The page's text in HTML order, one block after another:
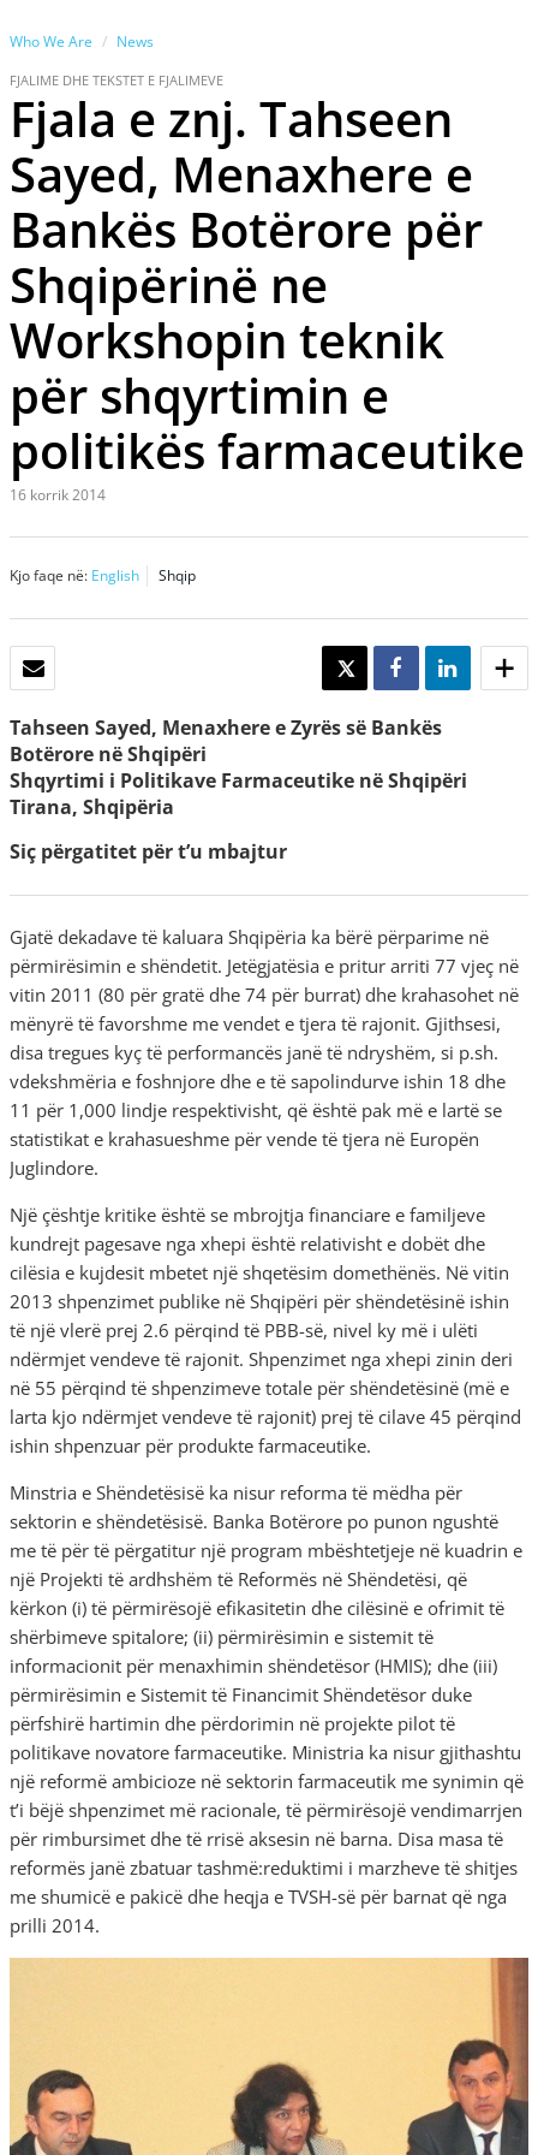
Who We Are News
FJALIME DHE TEKSTET E FJALIMEVE
Fjala e znj. Tahseen
Sayed, Menaxhere e
Bankës Botërore për
Shqipërinë ne
Workshopin teknik
për shqyrtimin e
politikës farmaceutike
16 korrik 2014
Kjo faqe në: English Shqip
TWEET SHARE SHARE
Tahseen Sayed, Menaxhere e Zyrës së Bankës
Botërore në Shqipëri
Shqyrtimi i Politikave Farmaceutike në Shqipëri
Tirana, Shqipëria
Siç përgatitet për t’u mbajtur
Gjatë dekadave të kaluara Shqipëria ka bërë përparime në
përmirësimin e shëndetit. Jetëgjatësia e pritur arriti 77 vjeç në
vitin 2011 (80 për gratë dhe 74 për burrat) dhe krahasohet në
mënyrë të favorshme me vendet e tjera të rajonit. Gjithsesi,
disa tregues kyç të performancës janë të ndryshëm, si p.sh.
vdekshmëria e foshnjore dhe e të sapolindurve ishin 18 dhe
11 për 1,000 lindje respektivisht, që është pak më e lartë se
statistikat e krahasueshme për vende të tjera në Europën
Juglindore.
Një çështje kritike është se mbrojtja financiare e familjeve
kundrejt pagesave nga xhepi është relativisht e dobët dhe
cilësia e kujdesit mbetet një shqetësim domethënës. Në vitin
2013 shpenzimet publike në Shqipëri për shëndetësinë ishin
të një vlerë prej 2.6 përqind të PBB-së, nivel ky më i ulëti
ndërmjet vendeve të rajonit. Shpenzimet nga xhepi zinin deri
në 55 përqind të shpenzimeve totale për shëndetësinë (më e
larta kjo ndërmjet vendeve të rajonit) prej të cilave 45 përqind
ishin shpenzuar për produkte farmaceutike.
Minstria e Shëndetësisë ka nisur reforma të mëdha për
sektorin e shëndetësisë. Banka Botërore po punon ngushtë
me të për të përgatitur një program mbështetjeje në kuadrin e
një Projekti të ardhshëm të Reformës në Shëndetësi, që
kërkon (i) të përmirësojë efikasitetin dhe cilësinë e ofrimit të
shërbimeve spitalore; (ii) përmirësimin e sistemit të
informacionit për menaxhimin shëndetësor (HMIS); dhe (iii)
përmirësimin e Sistemit të Financimit Shëndetësor duke
përfshirë hartimin dhe përdorimin në projekte pilot të
politikave novatore farmaceutike. Ministria ka nisur gjithashtu
një reformë ambicioze në sektorin farmaceutik me synimin që
t’i bëjë shpenzimet më racionale, të përmirësojë vendimarrjen
për rimbursimet dhe të rrisë aksesin në barna. Disa masa të
reformës janë zbatuar tashmë:reduktimi i marzheve të shitjes
me shumicë e pakicë dhe heqja e TVSH-së për barnat që nga
prilli 2014.